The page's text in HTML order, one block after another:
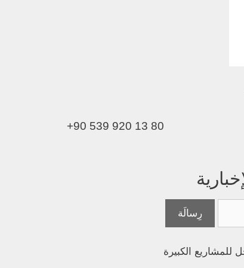
+90 539 920 13 80
للمشاريع الكبيرة